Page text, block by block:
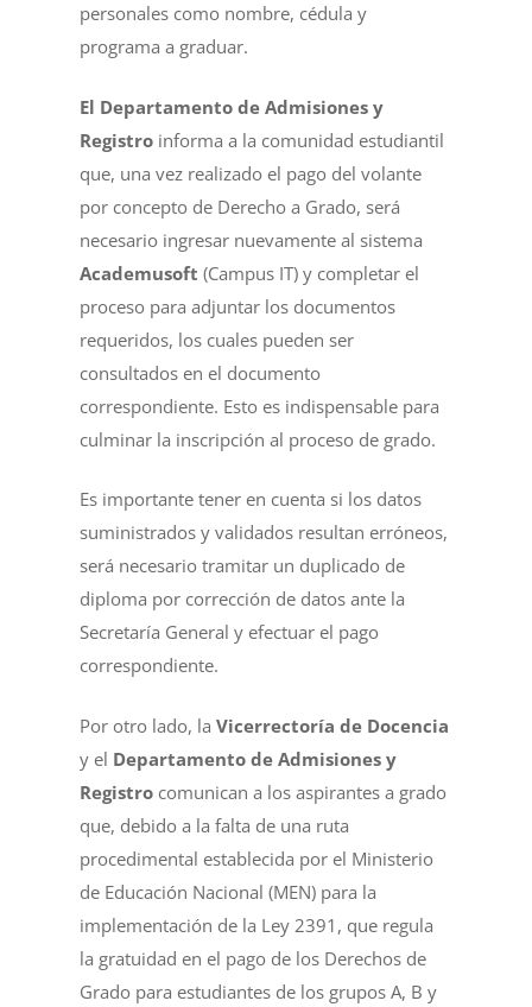
personales como nombre, cédula y
programa a graduar.
El Departamento de Admisiones y
Registro informa a la comunidad estudiantil
que, una vez realizado el pago del volante
por concepto de Derecho a Grado, será
necesario ingresar nuevamente al sistema
Academusoft (Campus IT) y completar el
proceso para adjuntar los documentos
requeridos, los cuales pueden ser
consultados en el documento
correspondiente. Esto es indispensable para
culminar la inscripción al proceso de grado.
Es importante tener en cuenta si los datos
suministrados y validados resultan erróneos,
será necesario tramitar un duplicado de
diploma por corrección de datos ante la
Secretaría General y efectuar el pago
correspondiente.
Por otro lado, laVicerrectoría de Docencia
y el Departamento de Admisiones y
Registro comunican a los aspirantes a grado
que, debido a la falta de una ruta
procedimental establecida por el Ministerio
de Educación Nacional (MEN) para la
implementación de la Ley 2391, que regula
la gratuidad en el pago de los Derechos de
Grado para estudiantes de los grupos A, B y